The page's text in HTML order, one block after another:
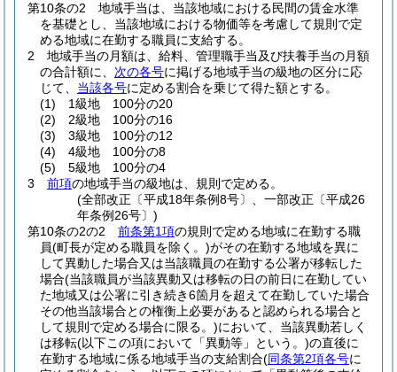
第10条の2
地域手当は、当該地域における民間の賃金水準
を基礎とし、当該地域における物価等を考慮して規則で定
める地域に在勤する職員に支給する。
2
地域手当の月額は、給料、管理職手当及び扶養手当の月額
の合計額に、 次の各号に掲げる地域手当の級地の区分に応
じて、 当該各号に定める割合を乗じて得た額とする。
(1)
1級地 100分の20
(2)
2級地 100分の16
(3)
3級地 100分の12
(4)
4級地 100分の8
(5)
5級地 100分の4
3
前項の地域手当の級地は、規則で定める。
(全部改正〔平成18年条例8号〕、一部改正〔平成26
年条例26号〕)
第10条の2の2
前条第1項の規則で定める地域に在勤する職
員(町長が定める職員を除く。)がその在勤する地域を異に
して異動した場合又は当該職員の在勤する公署が移転した
場合(当該職員が当該異動又は移転の日の前日に在勤してい
た地域又は公署に引き続き6箇月を超えて在勤していた場合
その他当該場合との権衡上必要があると認められる場合と
して規則で定める場合に限る。)において、当該異動若しく
は移転(以下この項において「異動等」という。)の直後に
在勤する地域に係る地域手当の支給割合(同条第2項各号に